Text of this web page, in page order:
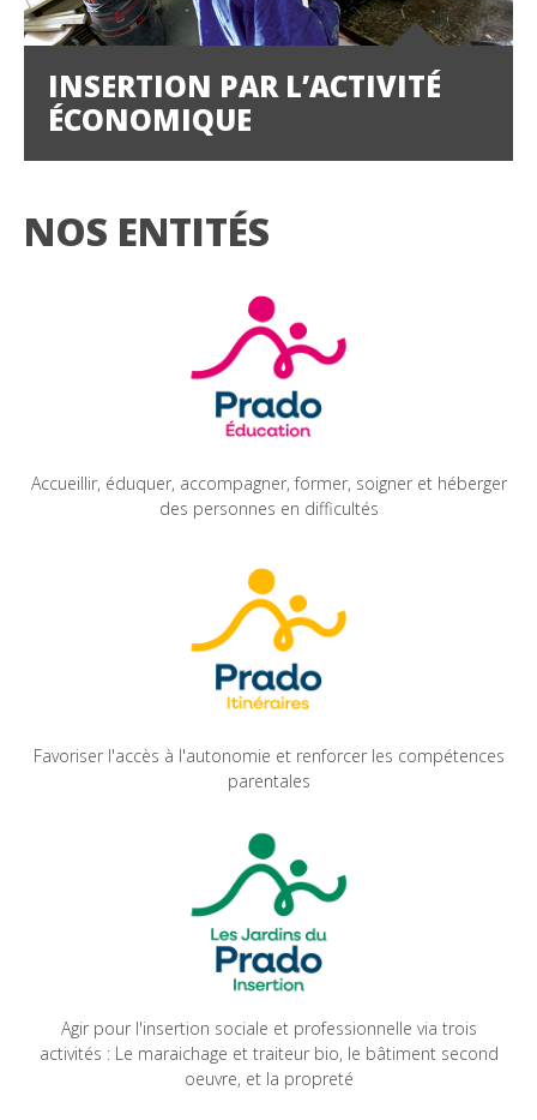
INSERTION PAR L’ACTIVITÉ
ÉCONOMIQUE
NOS ENTITÉS
Accueillir, éduquer, accompagner, former, soigner et héberger
des personnes en difficultés
Favoriser l'accès à l'autonomie et renforcer les compétences
parentales
Agir pour l'insertion sociale et professionnelle via trois
activités : Le maraichage et traiteur bio, le bâtiment second
oeuvre, et la propreté